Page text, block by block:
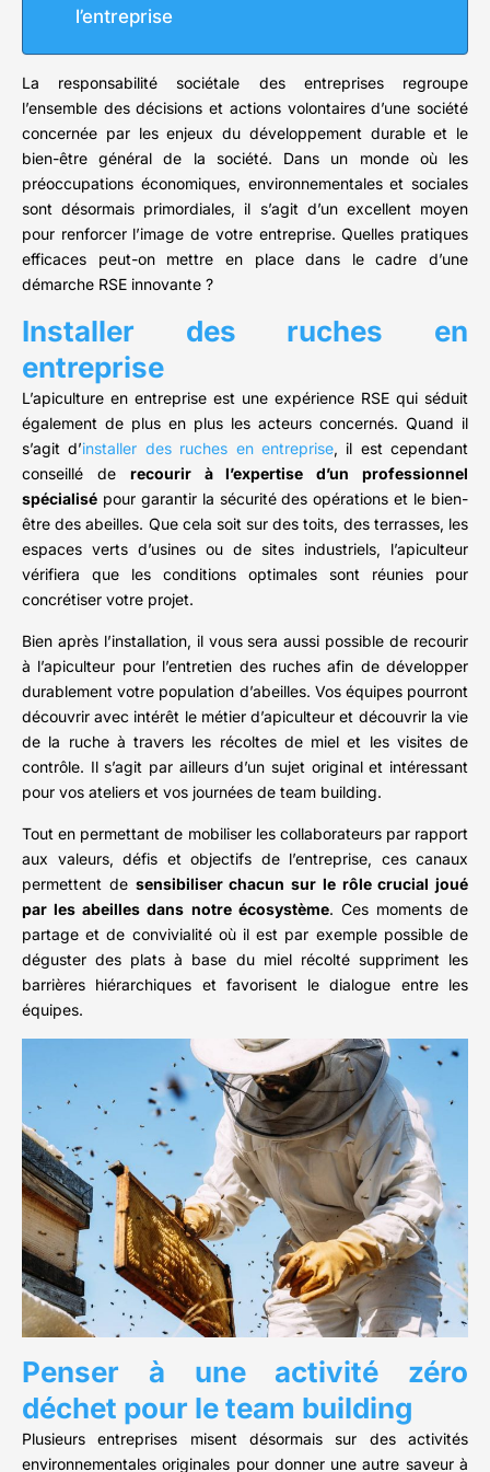
l’entreprise
La responsabilité sociétale des entreprises regroupe
l’ensemble des décisions et actions volontaires d’une société
concernée par les enjeux du développement durable et le
bien-être général de la société. Dans un monde où les
préoccupations économiques, environnementales et sociales
sont désormais primordiales, il s’agit d’un excellent moyen
pour renforcer l’image de votre entreprise. Quelles pratiques
efficaces peut-on mettre en place dans le cadre d’une
démarche RSE innovante ?
Installer des ruches en
entreprise
L’apiculture en entreprise est une expérience RSE qui séduit
également de plus en plus les acteurs concernés. Quand il
s’agit d’installer des ruches en entreprise, il est cependant
conseillé de recourir à l’expertise d’un professionnel
spécialisé pour garantir la sécurité des opérations et le bien-
être des abeilles. Que cela soit sur des toits, des terrasses, les
espaces verts d’usines ou de sites industriels, l’apiculteur
vérifiera que les conditions optimales sont réunies pour
concrétiser votre projet.
Bien après l’installation, il vous sera aussi possible de recourir
à l’apiculteur pour l’entretien des ruches afin de développer
durablement votre population d’abeilles. Vos équipes pourront
découvrir avec intérêt le métier d’apiculteur et découvrir la vie
de la ruche à travers les récoltes de miel et les visites de
contrôle. Il s’agit par ailleurs d’un sujet original et intéressant
pour vos ateliers et vos journées de team building.
Tout en permettant de mobiliser les collaborateurs par rapport
aux valeurs, défis et objectifs de l’entreprise, ces canaux
permettent de sensibiliser chacun sur le rôle crucial joué
par les abeilles dans notre écosystème. Ces moments de
partage et de convivialité où il est par exemple possible de
déguster des plats à base du miel récolté suppriment les
barrières hiérarchiques et favorisent le dialogue entre les
équipes.
Penser à une activité zéro
déchet pour le team building
Plusieurs entreprises misent désormais sur des activités
environnementales originales pour donner une autre saveur à